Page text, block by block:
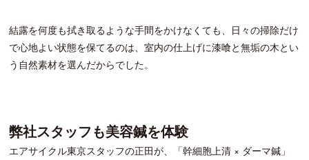
結露を何度も拭き取るような手間をかけなくても、日々の掃除だけ
で心地よい状態を保てるのは、室内の仕上げに漆喰と無垢の木とい
う自然素材を選んだからでした。
弊社スタッフも美容鍼を体験
エアサイクル東京スタッフの正田が、「幹細胞上清 × ダーマ鍼」